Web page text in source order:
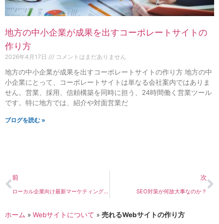
地方の中小企業が成果を出すコーポレートサイトの
作り方
2026年4月17日 コメントはまだありません
地方の中小企業が成果を出すコーポレートサイトの作り方 地方の中
小企業にとって、コーポレートサイトは単なる会社案内ではありま
せん。営業、採用、信頼構築を同時に担う、24時間働く営業ツール
です。特に地方では、紹介や対面営業だ
ブログを読む »
前
ローカル企業向け最新マーケティングセミナーの予告
次
SEO対策が何故大事なのか？
ホーム » Webサイトについて » 売れるWebサイトの作り方